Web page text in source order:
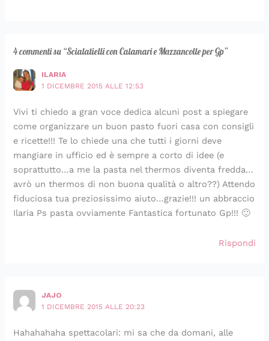
4 commenti su “Scialatielli con Calamari e Mazzancolle per Gp”
ILARIA
1 DICEMBRE 2015 ALLE 12:53
Vivi ti chiedo a gran voce dedica alcuni post a spiegare
come organizzare un buon pasto fuori casa con consigli
e ricette!!! Te lo chiede una che tutti i giorni deve
mangiare in ufficio ed è sempre a corto di idee (e
soprattutto…a me la pasta nel thermos diventa fredda…
avrò un thermos di non buona qualità o altro??) Attendo
fiduciosa tua preziosissimo aiuto…grazie!!! un abbraccio
Ilaria Ps pasta ovviamente Fantastica fortunato Gp!!! 🙂
Rispondi
JAJO
1 DICEMBRE 2015 ALLE 20:23
Hahahahaha spettacolari: mi sa che da domani, alle